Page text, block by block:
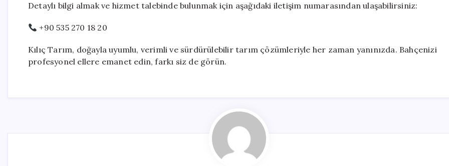
Detaylı bilgi almak ve hizmet talebinde bulunmak için aşağıdaki iletişim numarasından ulaşabilirsiniz:
+90 535 270 18 20
Kılıç Tarım, doğayla uyumlu, verimli ve sürdürülebilir tarım çözümleriyle her zaman yanınızda. Bahçenizi
profesyonel ellere emanet edin, farkı siz de görün.